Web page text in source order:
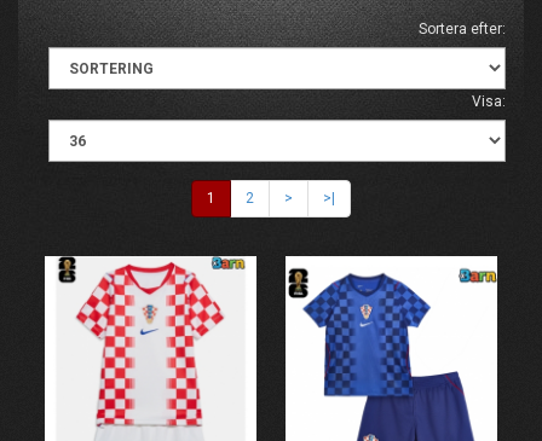
Sortera efter:
Visa:
1 2 > >|